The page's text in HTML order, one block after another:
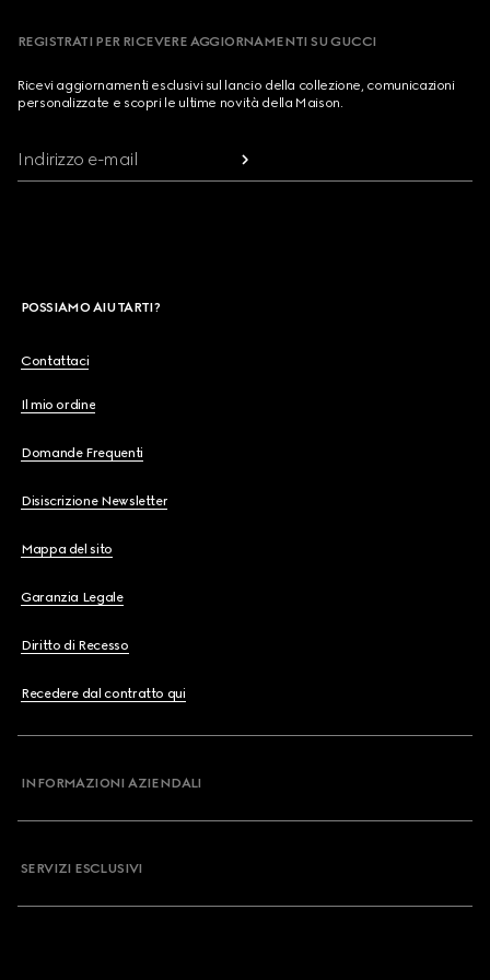
REGISTRATI PER RICEVERE AGGIORNAMENTI SU GUCCI
Ricevi aggiornamenti esclusivi sul lancio della collezione, comunicazioni
personalizzate e scopri le ultime novità della Maison.
Indirizzo e-mail
POSSIAMO AIUTARTI?
Contattaci
Il mio ordine
Domande Frequenti
Disiscrizione Newsletter
Mappa del sito
Garanzia Legale
Diritto di Recesso
Recedere dal contratto qui
INFORMAZIONI AZIENDALI
SERVIZI ESCLUSIVI